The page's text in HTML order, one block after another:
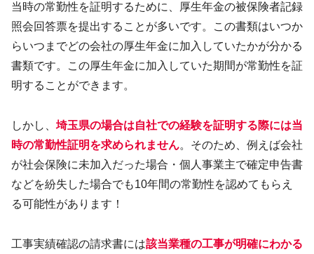
当時の常勤性を証明するために、厚生年金の被保険者記録
照会回答票を提出することが多いです。この書類はいつか
らいつまでどの会社の厚生年金に加入していたかが分かる
書類です。この厚生年金に加入していた期間が常勤性を証
明することができます。
しかし、 埼玉県の場合は自社での経験を証明する際には当
時の常勤性証明を求められません。そのため、例えば会社
が社会保険に未加入だった場合・個人事業主で確定申告書
などを紛失した場合でも10年間の常勤性を認めてもらえ
る可能性があります！
工事実績確認の請求書には該当業種の工事が明確にわかる